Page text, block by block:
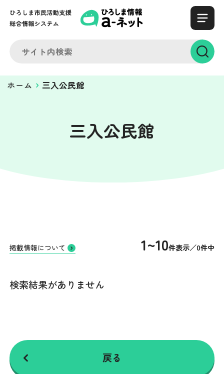
ホーム 三入公民館
三入公民館
掲載情報について 1~10件表示／0件中
検索結果がありません
戻る